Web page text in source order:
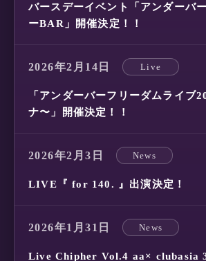
バースデーイベント「アンダーバ
ーBAR」開催決定！！
2026年2月14日 Live
「アンダーバーフリーダムライブ
ナ〜」開催決定！！
2026年2月3日 News
LIVE『 for 140. 』出演決定！
2026年1月31日 News
Live Chipher Vol.4 aa× clubasia